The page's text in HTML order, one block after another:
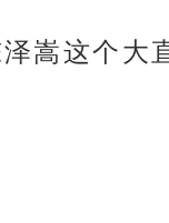
嵩这个大